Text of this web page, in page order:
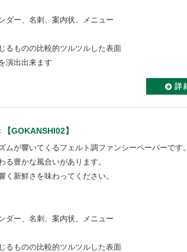
ダー、名刺、案内状、メニュー
るものの比較的ツルツルした表面
演出出来ます
GOKANSHI02】
ムが響いてくるフェルト調ファンシーペーパーです。
る豊かな風合いがあります。
く新鮮さを味わってください。
ダー、名刺、案内状、メニュー
るものの比較的ツルツルした表面